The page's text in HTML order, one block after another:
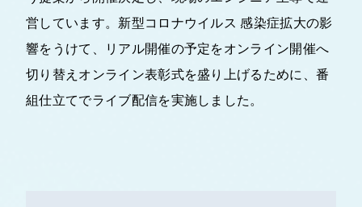
営しています。新型コロナウイルス 感染症拡大の影
響をうけて、リアル開催の予定をオンライン開催へ
切り替えオンライン表彰式を盛り上げるために、番
組仕立てでライブ配信を実施しました。